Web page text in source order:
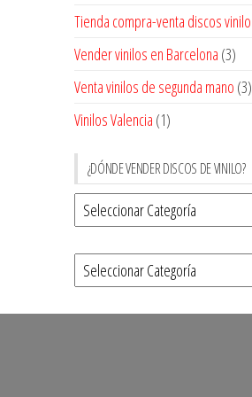
Tienda compra-venta discos vinilo
Vender vinilos en Barcelona (3)
Venta vinilos de segunda mano (3)
Vinilos Valencia (1)
¿DÓNDE VENDER DISCOS DE VINILO?